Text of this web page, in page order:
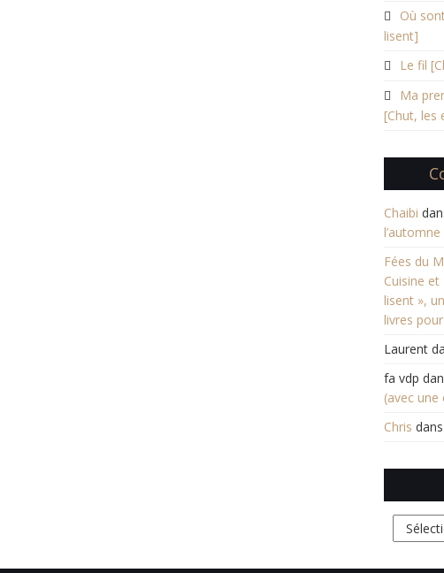
Où
lisent]
Le fil
Ma
[Chut, les
Chaibi
Fées du
Cuisine
lisent »,
livres
Laurent
fa vdp
(avec
Chris dans
Archives